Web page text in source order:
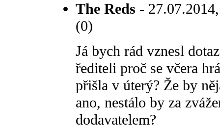
The Reds -
(0)
Já bych rád vznesl
řediteli proč se včera
přišla v úterý? Že by
ano, nestálo by za
dodavatelem?